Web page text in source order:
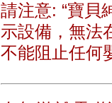
請注意: “寶貝
示設備，無法
不能阻止任何